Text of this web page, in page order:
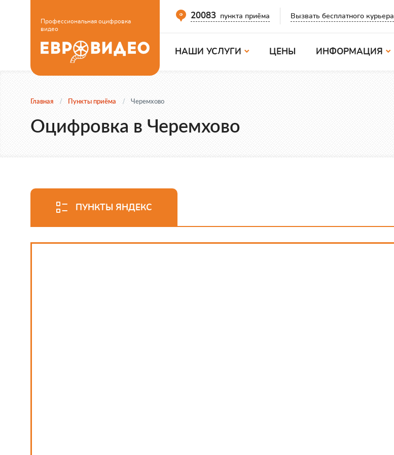
Профессиональная оцифровка
видео
20083 пункта приёма Вызвать бесплатного курьера
НАШИ УСЛУГИ ЦЕНЫ ИНФОРМАЦИЯ
Главная Пункты приёма Черемхово
Оцифровка в Черемхово
ПУНКТЫ ЯНДЕКС